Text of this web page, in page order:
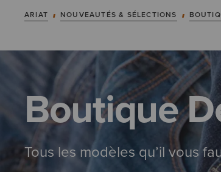
ARIAT NOUVEAUTÉS & SÉLECTIONS
Boutique
Tous les modèles qu’il vous